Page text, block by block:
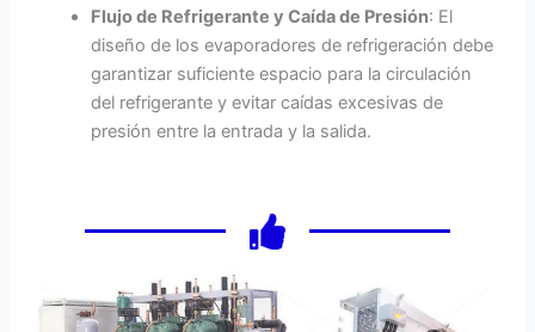
Flujo de Refrigerante y Caída de Presión: El
diseño de los evaporadores de refrigeración debe
garantizar suficiente espacio para la circulación
del refrigerante y evitar caídas excesivas de
presión entre la entrada y la salida.